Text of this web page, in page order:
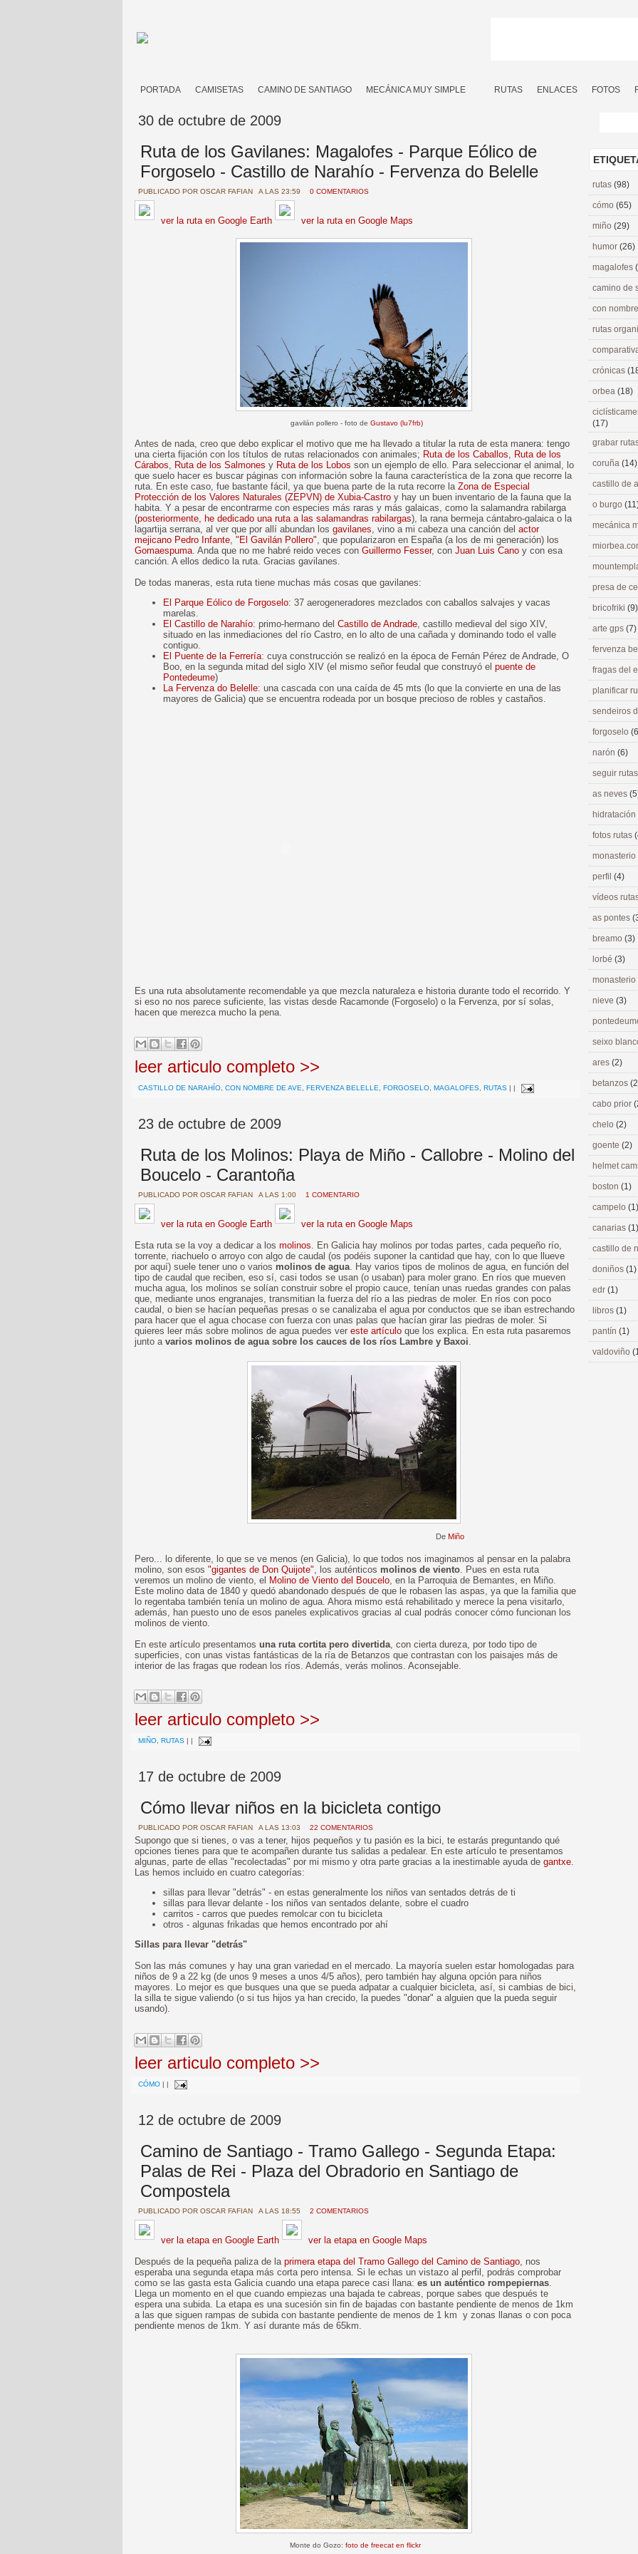
PORTADA CAMISETAS CAMINO DE SANTIAGO MECÁNICA MUY SIMPLE RUTAS ENLACES FOTOS
30 de octubre de 2009
Ruta de los Gavilanes: Magalofes - Parque Eólico de
Forgoselo - Castillo de Narahío - Fervenza do Belelle
PUBLICADO POR OSCAR FAFIAN A LAS 23:59 0 COMENTARIOS
ver la ruta en Google Earth ver la ruta en Google Maps
gavilán pollero - foto de Gustavo (lu7frb)
Antes de nada, creo que debo explicar el motivo que me ha llevado a titular la ruta de esta manera: tengo
una cierta fijación con los títulos de rutas relacionados con animales; Ruta de los Caballos, Ruta de los
Cárabos, Ruta de los Salmones y Ruta de los Lobos son un ejemplo de ello. Para seleccionar el animal, lo
que suelo hacer es buscar páginas con información sobre la fauna característica de la zona que recorre la
ruta. En este caso, fue bastante fácil, ya que buena parte de la ruta recorre la Zona de Especial
Protección de los Valores Naturales (ZEPVN) de Xubia-Castro y hay un buen inventario de la fauna que la
habita. Y a pesar de encontrarme con especies más raras y más galaicas, como la salamandra rabilarga
(posteriormente, he dedicado una ruta a las salamandras rabilargas), la rana bermeja cántabro-galaica o la
lagartija serrana, al ver que por allí abundan los gavilanes, vino a mi cabeza una canción del actor
mejicano Pedro Infante, "El Gavilán Pollero", que popularizaron en España (a los de mi generación) los
Gomaespuma. Anda que no me habré reido veces con Guillermo Fesser, con Juan Luis Cano y con esa
canción. A ellos dedico la ruta. Gracias gavilanes.
De todas maneras, esta ruta tiene muchas más cosas que gavilanes:
El Parque Eólico de Forgoselo: 37 aerogeneradores mezclados con caballos salvajes y vacas
marelas.
El Castillo de Narahío: primo-hermano del Castillo de Andrade, castillo medieval del sigo XIV,
situado en las inmediaciones del río Castro, en lo alto de una cañada y dominando todo el valle
contiguo.
El Puente de la Ferrería: cuya construcción se realizó en la época de Fernán Pérez de Andrade, O
Boo, en la segunda mitad del siglo XIV (el mismo señor feudal que construyó el puente de
Pontedeume)
La Fervenza do Belelle: una cascada con una caída de 45 mts (lo que la convierte en una de las
mayores de Galicia) que se encuentra rodeada por un bosque precioso de robles y castaños.
Es una ruta absolutamente recomendable ya que mezcla naturaleza e historia durante todo el recorrido. Y
si eso no nos parece suficiente, las vistas desde Racamonde (Forgoselo) o la Fervenza, por sí solas,
hacen que merezca mucho la pena.
leer articulo completo >>
CASTILLO DE NARAHÍO CON NOMBRE DE AVE FERVENZA BELELLE FORGOSELO MAGALOFES RUTAS | |
23 de octubre de 2009
Ruta de los Molinos: Playa de Miño - Callobre - Molino del
Boucelo - Carantoña
PUBLICADO POR OSCAR FAFIAN A LAS 1:00 1 COMENTARIO
ver la ruta en Google Earth
ver la ruta en Google Maps
Esta ruta se la voy a dedicar a los molinos . En Galicia hay molinos por todas partes, cada pequeño río,
torrente, riachuelo o arroyo con algo de caudal (os podéis suponer la cantidad que hay, con lo que llueve
por aquí) suele tener uno o varios molinos de agua . Hay varios tipos de molinos de agua, en función del
tipo de caudal que reciben, eso sí, casi todos se usan (o usaban) para moler grano. En ríos que mueven
mucha agua, los molinos se solían construir sobre el propio cauce, tenían unas ruedas grandes con palas
que, mediante unos engranajes, transmitian la fuerza del río a las piedras de moler. En ríos con poco
caudal, o bien se hacían pequeñas presas o se canalizaba el agua por conductos que se iban estrechando
para hacer que el agua chocase con fuerza con unas palas que hacían girar las piedras de moler. Si
quieres leer más sobre molinos de agua puedes ver este artículo que los explica. En esta ruta pasaremos
junto a varios molinos de agua sobre los cauces de los ríos Lambre y Baxoi
De Miño
Pero... lo diferente, lo que se ve menos (en Galicia), lo que todos nos imaginamos al pensar en la palabra
molino, son esos "gigantes de Don Quijote" , los auténticos molinos de viento . Pues en esta ruta
veremos un molino de viento, el Molino de Viento del Boucelo , en la Parroquia de Bemantes, en Miño.
Este molino data de 1840 y quedó abandonado después de que le robasen las aspas, ya que la familia que
lo regentaba también tenía un molino de agua. Ahora mismo está rehabilitado y merece la pena visitarlo,
además, han puesto uno de esos paneles explicativos gracias al cual podrás conocer cómo funcionan los
molinos de viento.
En este artículo presentamos una ruta cortita pero divertida , con cierta dureza, por todo tipo de
superficies, con unas vistas fantásticas de la ría de Betanzos que contrastan con los paisajes más de
interior de las fragas que rodean los ríos. Además, verás molinos. Aconsejable.
leer articulo completo >>
MIÑO RUTAS | |
17 de octubre de 2009
Cómo llevar niños en la bicicleta contigo
PUBLICADO POR OSCAR FAFIAN A LAS 13:03 22 COMENTARIOS
Supongo que si tienes, o vas a tener, hijos pequeños y tu pasión es la bici, te estarás preguntando qué
opciones tienes para que te acompañen durante tus salidas a pedalear. En este artículo te presentamos
algunas, parte de ellas "recolectadas" por mi mismo y otra parte gracias a la inestimable ayuda de gantxe.
Las hemos incluido en cuatro categorías:
sillas para llevar "detrás" - en estas generalmente los niños van sentados detrás de ti
sillas para llevar delante - los niños van sentados delante, sobre el cuadro
carritos - carros que puedes remolcar con tu bicicleta
otros - algunas frikadas que hemos encontrado por ahí
Sillas para llevar "detrás"
Son las más comunes y hay una gran variedad en el mercado. La mayoría suelen estar homologadas para
niños de 9 a 22 kg (de unos 9 meses a unos 4/5 años), pero también hay alguna opción para niños
mayores. Lo mejor es que busques una que se pueda adpatar a cualquier bicicleta, así, si cambias de bici,
la silla te sigue valiendo (o si tus hijos ya han crecido, la puedes "donar" a alguien que la pueda seguir
usando).
leer articulo completo >>
CÓMO | |
12 de octubre de 2009
Camino de Santiago - Tramo Gallego - Segunda Etapa:
Palas de Rei - Plaza del Obradorio en Santiago de
Compostela
PUBLICADO POR OSCAR FAFIAN A LAS 18:55 2 COMENTARIOS
ver la etapa en Google Earth
ver la etapa en Google Maps
Después de la pequeña paliza de la primera etapa del Tramo Gallego del Camino de Santiago , nos
esperaba una segunda etapa más corta pero intensa. Si le echas un vistazo al perfil, podrás comprobar
como se las gasta esta Galicia cuando una etapa parece casi llana: es un auténtico rompepiernas
Llega un momento en el que cuando empiezas una bajada te cabreas, porque sabes que después te
espera una subida. La etapa es una sucesión sin fin de bajadas con bastante pendiente de menos de 1km
a las que siguen rampas de subida con bastante pendiente de menos de 1 km y zonas llanas o con poca
pendiente menos de 1km. Y así durante más de 65km.
Monte do Gozo: foto de freecat en flickr
rutas (98)
cómo (65)
miño (29)
humor (26)
magalofes
camino de
con
rutas
crónicas
orbea (18)
(17)
grabar
coruña (14)
castillo de
o burgo
mecánica
presa de
bricofriki (9)
arte gps (7)
fervenza
fragas del
planificar
sendeiros
forgoselo
narón (6)
seguir
as neves
hidratación
fotos rutas
perfil (4)
vídeos
as pontes
breamo (3)
lorbé (3)
nieve (3)
seixo
ares (2)
betanzos
cabo prior
chelo (2)
goente (2)
helmet
boston (1)
campelo (1)
canarias (1)
castillo de
doniños (1)
edr (1)
libros (1)
pantín (1)
valdoviño